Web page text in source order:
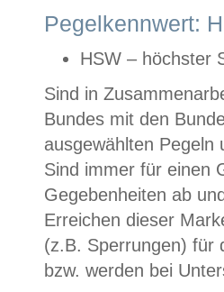
Pegelkennwert:
HSW – höchster
Sind in
Bundes mit den
ausgewählten
Sind immer für einen
Gegebenheiten ab
Erreichen dieser
(z.B. Sperrungen) für
bzw. werden bei